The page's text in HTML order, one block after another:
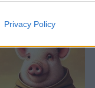
Privacy Policy